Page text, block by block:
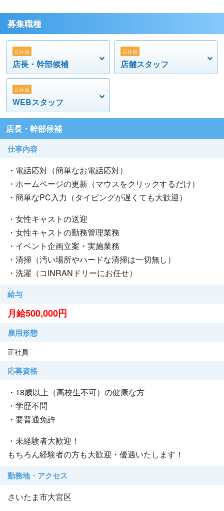
業務拡大につき、スタッフさんを大募集しています！！
3ヶ月に一回昇給がございますので、あなたの頑張りもし
っかり反映されますよ！
週休2日制ですので、休みの日はしっかり休んでいただけ
ますよ！
募集職種
正社員
店長・幹部候補
正社員
店舗スタッフ
正社員
WEBスタッフ
店長・幹部候補
仕事内容
・電話応対（簡単なお電話応対）
・ホームページの更新（マウスをクリックするだけ）
・簡単なPC入力（タイピングが遅くても大歓迎）
・女性キャストの送迎
・女性キャストの勤務管理業務
・イベント企画立案・実施業務
・清掃（汚い場所やハードな清掃は一切無し）
・洗濯（コINRANドリーにお任せ）
給与
月給500,000円
雇用形態
正社員
応募資格
・18歳以上（高校生不可）の健康な方
・学歴不問
・要普通免許
・未経験者大歓迎！
もちろん経験者の方も大歓迎・優遇いたします！
勤務地・アクセス
さいたま市大宮区